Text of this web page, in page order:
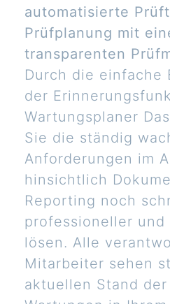
automatisierte
Prüfplanung mit
transparenten
Durch die einfache
der
Wartungsplaner
Sie die ständig
Anforderungen im
hinsichtlich
Reporting noch
professioneller
lösen. Alle
Mitarbeiter sehen
aktuellen Stand